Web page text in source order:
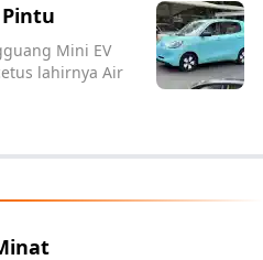
Mini EV
lahirnya Air